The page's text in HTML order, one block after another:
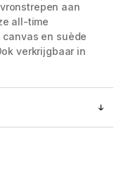
aan
all-time
en suède
verkrijgbaar in